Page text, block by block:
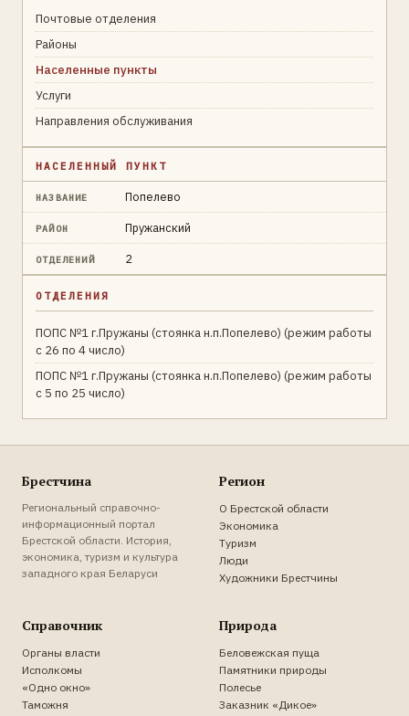
Почтовые отделения
Районы
Населенные пункты
Услуги
Направления обслуживания
НАСЕЛЕННЫЙ ПУНКТ
НАЗВАНИЕ Попелево
РАЙОН Пружанский
ОТДЕЛЕНИЙ 2
ОТДЕЛЕНИЯ
ПОПС №1 г.Пружаны (стоянка н.п.Попелево) (режим работы
с 26 по 4 число)
ПОПС №1 г.Пружаны (стоянка н.п.Попелево) (режим работы
с 5 по 25 число)
Брестчина
Региональный справочно-
информационный портал
Брестской области. История,
экономика, туризм и культура
западного края Беларуси
Регион
О Брестской области
Экономика
Туризм
Люди
Художники Брестчины
Справочник
Органы власти
Исполкомы
«Одно окно»
Таможня
Природа
Беловежская пуща
Памятники природы
Полесье
Заказник «Дикое»